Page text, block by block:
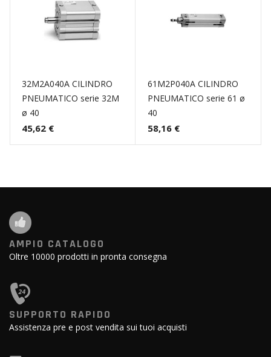
32M2A040A CILINDRO
PNEUMATICO serie 32M
ø 40
45,62 €
61M2P040A CILINDRO
PNEUMATICO serie 61 ø
40
58,16 €
AMPIO CATALOGO
Oltre 10000 prodotti in pronta consegna
SUPPORTO RAPIDO
Assistenza pre e post vendita sui tuoi acquisti